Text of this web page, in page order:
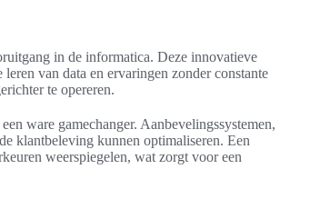
in de informatica. Deze innovatieve
van data en ervaringen zonder constante
te opereren.
ware gamechanger. Aanbevelingssystemen,
klantbeleving kunnen optimaliseren. Een
weerspiegelen, wat zorgt voor een